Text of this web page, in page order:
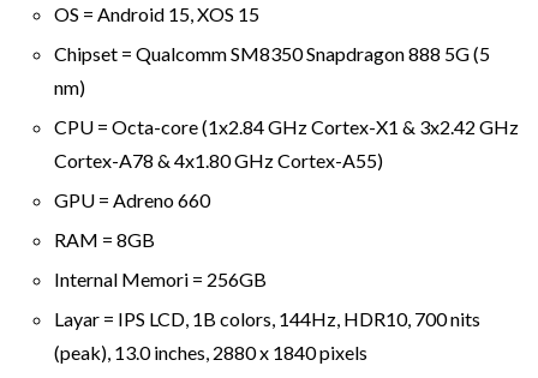
OS = Android 15, XOS 15
Chipset = Qualcomm SM8350 Snapdragon 888 5G (5
nm)
CPU = Octa-core (1x2.84 GHz Cortex-X1 & 3x2.42 GHz
Cortex-A78 & 4x1.80 GHz Cortex-A55)
GPU = Adreno 660
RAM = 8GB
Internal Memori = 256GB
Layar = IPS LCD, 1B colors, 144Hz, HDR10, 700 nits
(peak), 13.0 inches, 2880 x 1840 pixels